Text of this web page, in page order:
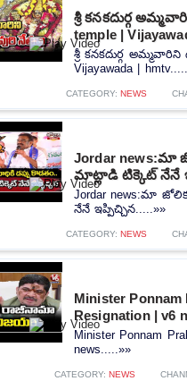
శ్రీ కనకదుర్గ
temple |
శ్రీ కనకదుర్గ అమ్మవారిని
Vijayawada |
CATEGORY: NEWS
Jordar news:మా
మాట్లాడి టిక్కెట్ నేనే
Jordar news:మా
నేనే ఇప్పిచ్చిన.....»»
CATEGORY: NEWS
Minister Ponnam
Resignation | v6
Minister Ponnam
news.....»»
CATEGORY: NEWS